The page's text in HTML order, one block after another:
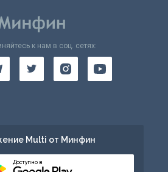
к нам в соц. сетях:
Multi от Минфин
Доступно в